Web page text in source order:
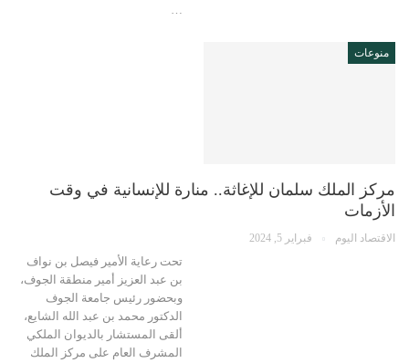
…
منوعات
مركز الملك سلمان للإغاثة.. منارة للإنسانية في وقت
الأزمات
الاقتصاد اليوم فبراير 5, 2024
تحت رعاية الأمير فيصل بن نواف
بن عبد العزيز أمير منطقة الجوف،
وبحضور رئيس جامعة الجوف
الدكتور محمد بن عبد الله الشايع،
ألقى المستشار بالديوان الملكي
المشرف العام على مركز الملك